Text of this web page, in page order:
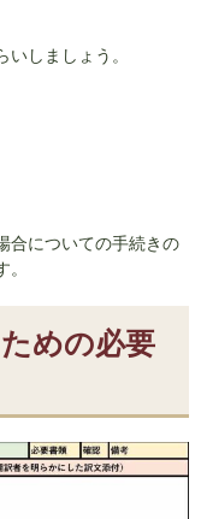
しましょう。
合についての手続きの
めの必要